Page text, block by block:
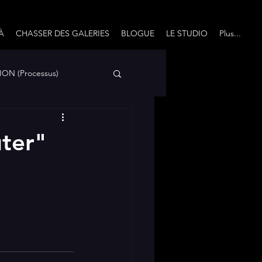
CHASSER DES GALERIES BLOGUE LE STUDIO Plus...
(Processus)
Avec un grand Q...